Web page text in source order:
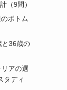
（9問）
ボトム
36歳の
アの選
タディ